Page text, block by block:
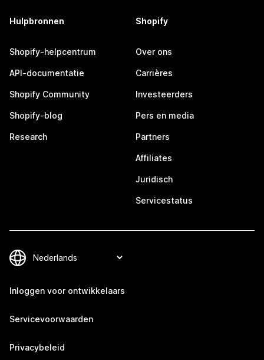
Hulpbronnen
Shopify-helpcentrum
API-documentatie
Shopify Community
Shopify-blog
Research
Shopify
Over ons
Carrières
Investeerders
Pers en media
Partners
Affiliates
Juridisch
Servicestatus
Inloggen voor ontwikkelaars
Servicevoorwaarden
Privacybeleid